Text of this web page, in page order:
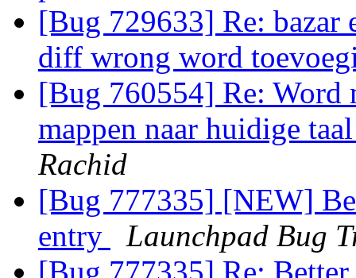
[Bug 729633] Re:
diff wrong word
[Bug 760554] Re: Word
mappen naar huidige
Rachid
[Bug 777335] [NEW]
entry
Launchpad Bug